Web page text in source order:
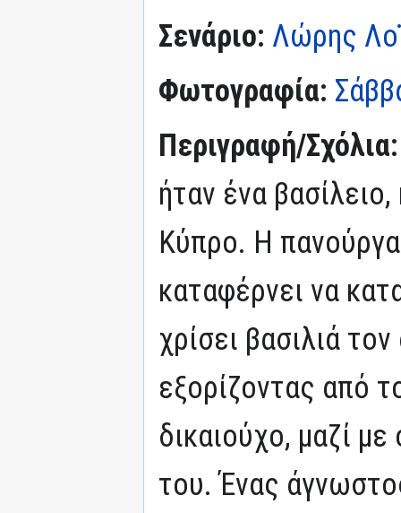
Σενάριο: Λώρης
Φωτογραφία:
Περιγραφή/
ήταν ένα
Κύπρο. Η
καταφέρνει να
χρίσει βασιλιά
εξορίζοντας από
δικαιούχο, μαζί
του. Ένας